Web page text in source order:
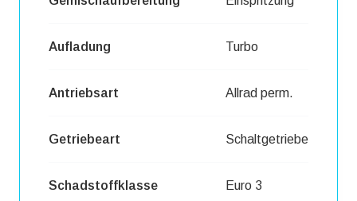
Aufladung Turbo
Antriebsart Allrad perm.
Getriebeart Schaltgetriebe
Schadstoffklasse Euro 3